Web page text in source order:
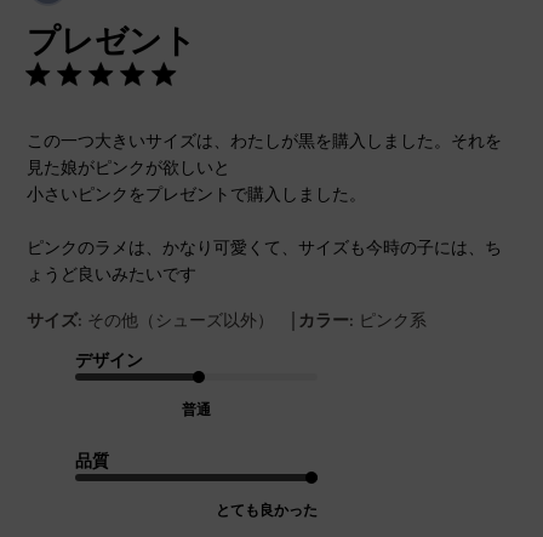
プレゼント
この一つ大きいサイズは、わたしが黒を購入しました。それを
見た娘がピンクが欲しいと
小さいピンクをプレゼントで購入しました。
ピンクのラメは、かなり可愛くて、サイズも今時の子には、ち
ょうど良いみたいです
サイズ: その他（シューズ以外） | カラー: ピンク系
デザイン
普通
品質
とても良かった